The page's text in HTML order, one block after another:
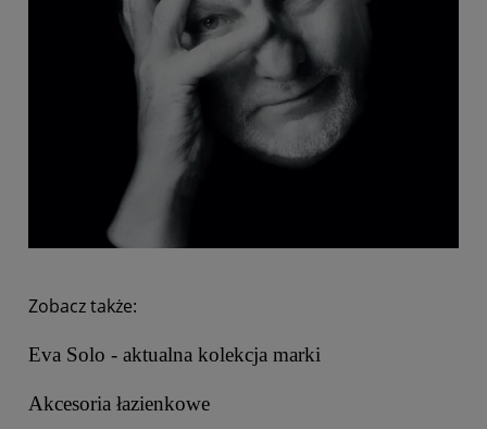
Zobacz także:
Eva Solo - aktualna kolekcja marki
Akcesoria łazienkowe